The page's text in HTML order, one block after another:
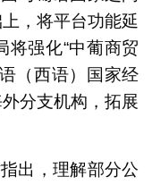
，将平台功能延
将强化“中葡商贸
（西语）国家经
分支机构，拓展
出，理解部分公